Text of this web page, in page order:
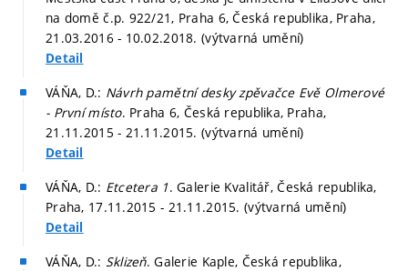
na domě č.p. 922/21, Praha 6, Česká republika, Praha,
21.03.2016 - 10.02.2018. (výtvarná umění)
Detail
VÁŇA, D.: Návrh pamětní desky zpěvačce Evě Olmerové
- První místo. Praha 6, Česká republika, Praha,
21.11.2015 - 21.11.2015. (výtvarná umění)
Detail
VÁŇA, D.: Etcetera 1. Galerie Kvalitář, Česká republika,
Praha, 17.11.2015 - 21.11.2015. (výtvarná umění)
Detail
VÁŇA, D.: Sklizeň. Galerie Kaple, Česká republika,